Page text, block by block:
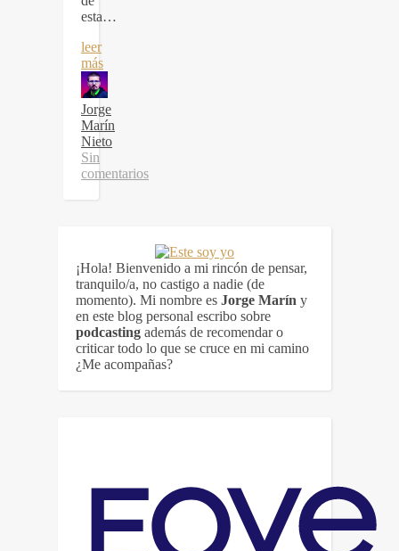
esta…
leer
más
Jorge
Marín
Nieto
Sin
comentarios
¡Hola! Bienvenido a mi rincón de pensar,
tranquilo/a, no castigo a nadie (de
momento). Mi nombre es Jorge Marín y
en este blog personal escribo sobre
podcasting además de recomendar o
criticar todo lo que se cruce en mi camino
¿Me acompañas?